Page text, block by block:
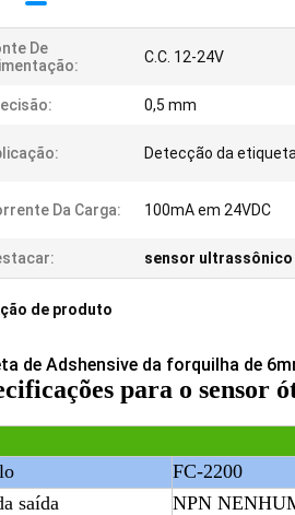
De
C.C. 12-24V
0,5 mm
Detecção da
Da Carga: 100mA em 24VDC
sensor
de produto
de Adshensive da forquilha de
para o sensor
FC-2200
saída
NPN